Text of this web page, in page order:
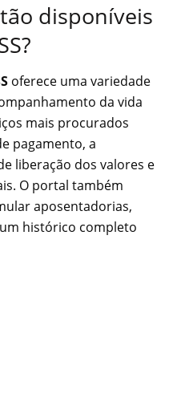
disponíveis
oferece uma variedade
da vida
mais procurados
pagamento, a
liberação dos valores e
O portal também
aposentadorias,
histórico completo